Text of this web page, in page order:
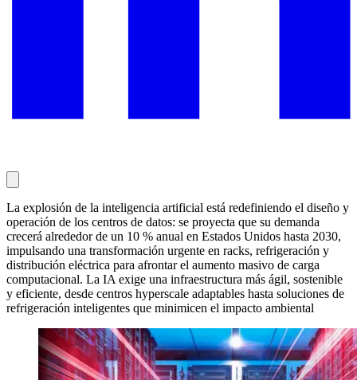
La explosión de la inteligencia artificial está redefiniendo el diseño y
operación de los centros de datos: se proyecta que su demanda
crecerá alrededor de un 10 % anual en Estados Unidos hasta 2030,
impulsando una transformación urgente en racks, refrigeración y
distribución eléctrica para afrontar el aumento masivo de carga
computacional. La IA exige una infraestructura más ágil, sostenible
y eficiente, desde centros hyperscale adaptables hasta soluciones de
refrigeración inteligentes que minimicen el impacto ambiental